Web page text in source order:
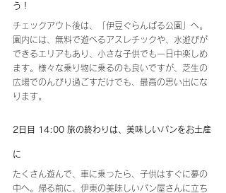
う！
チェックアウト後は、「伊豆ぐらんぱる公園」へ。
園内には、無料で遊べるアスレチックや、水遊びが
できるエリアもあり、小さな子供でも一日中楽しめ
ます。様々な乗り物に乗るのも良いですが、芝生の
広場でのんびり過ごすだけでも、最高の思い出にな
ります。
2日目 14:00 旅の終わりは、美味しいパンをお土産
に
たくさん遊んで、車に乗ったら、子供はすぐに夢の
中へ。帰る前に、伊東の美味しいパン屋さんに立ち